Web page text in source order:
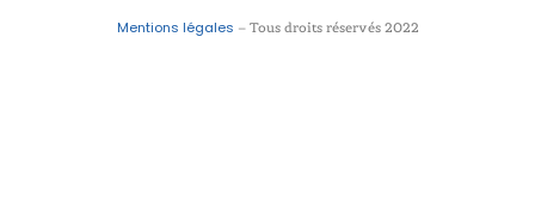
Mentions légales – Tous droits réservés 2022